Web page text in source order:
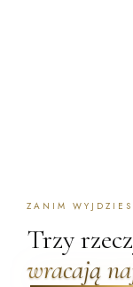
ZANIM
Trzy
wracają